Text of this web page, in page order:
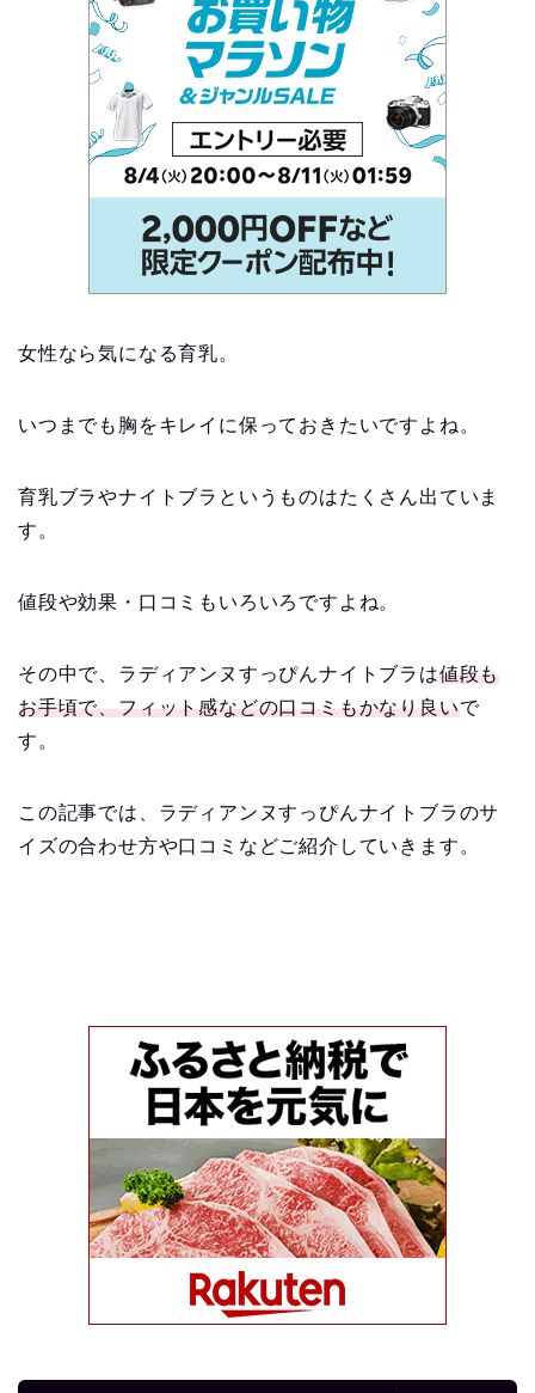
女性なら気になる育乳。
いつまでも胸をキレイに保っておきたいですよね。
育乳ブラやナイトブラというものはたくさん出ていま
す。
値段や効果・口コミもいろいろですよね。
その中で、ラディアンヌすっぴんナイトブラは値段も
お手頃で、フィット感などの口コミもかなり良いで
す。
この記事では、ラディアンヌすっぴんナイトブラのサ
イズの合わせ方や口コミなどご紹介していきます。